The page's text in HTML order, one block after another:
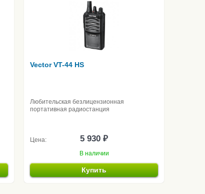
Vector VT-44 HS
Любительская безлицензионная
портативная радиостанция
Цена: 5 930 ₽
В наличии
Купить